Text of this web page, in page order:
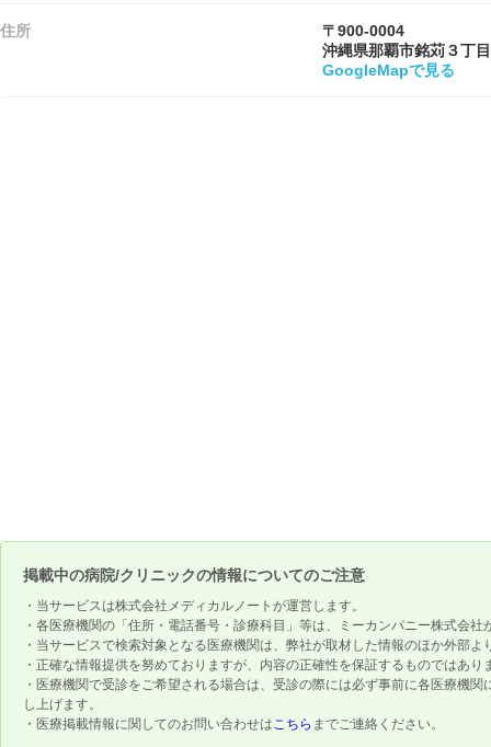
住所
〒900-0004
沖縄県那覇市銘苅３丁
GoogleMapで見る
掲載中の病院/クリニックの情報についてのご注意
・当サービスは株式会社メディカルノートが運営します。
・各医療機関の「住所・電話番号・診療科目」等は、ミーカンパニー株式会
・当サービスで検索対象となる医療機関は、弊社が取材した情報のほか外部
・正確な情報提供を努めておりますが、内容の正確性を保証するものではあり
・医療機関で受診をご希望される場合は、受診の際には必ず事前に各医療機
し上げます。
・医療掲載情報に関してのお問い合わせはこちら までご連絡ください。